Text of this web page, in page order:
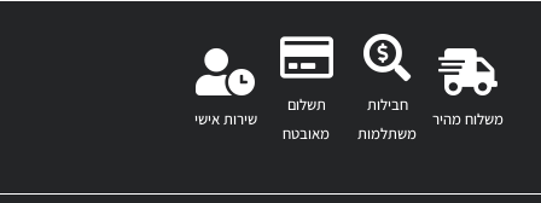
משלוח מהיר
חבילות
משתלמות
תשלום
מאובטח
שירות אישי